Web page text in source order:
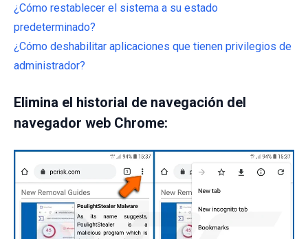
¿Cómo restablecer el sistema a su estado
predeterminado?
¿Cómo deshabilitar aplicaciones que tienen privilegios de
administrador?
Elimina el historial de navegación del
navegador web Chrome: